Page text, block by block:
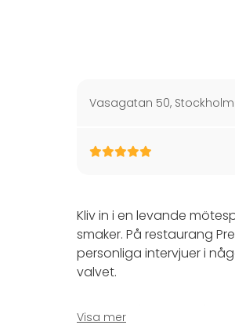
Vasagatan 50, Stockholm
Kliv in i en levande
smaker. På restaurang
personliga intervjuer i
valvet.
Vi brinner för att
Visa mer